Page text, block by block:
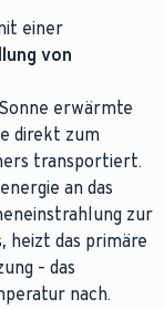
einer
von
erwärmte
direkt zum
transportiert.
an das
zur
heizt das primäre
– das
nach.